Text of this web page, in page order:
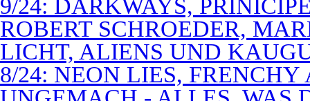
9/24: DARKWAYS,
ROBERT SCHROEDER,
LICHT, ALIENS UND
8/24: NEON LIES,